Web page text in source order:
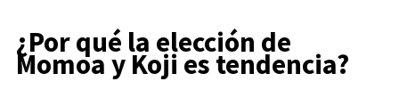
¿Por qué la elección de
Momoa y Koji es tendencia?